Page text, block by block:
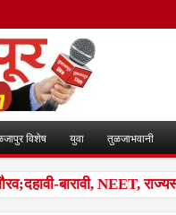
विशेष युवा तुळजाभवानी
बारावी, NEET,